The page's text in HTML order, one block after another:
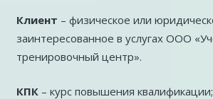
Клиент – физическое или
заинтересованное в услугах ООО
тренировочный центр».
КПК– курс повышения квалификации;